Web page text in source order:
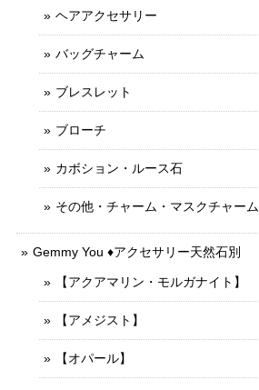
ヘアアクセサリー
バッグチャーム
ブレスレット
ブローチ
カボション・ルース石
その他・チャーム・マスクチャーム
Gemmy You ♦︎アクセサリー天然石別
【アクアマリン・モルガナイト】
【アメジスト】
【オパール】